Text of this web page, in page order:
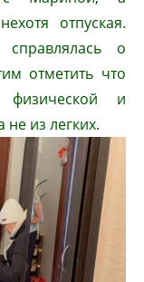
отпуская.
о
отметить что
физической и
из легких.